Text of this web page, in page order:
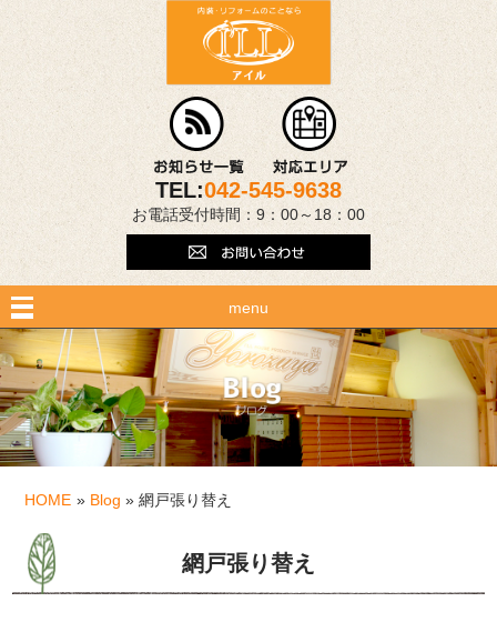
TEL:042-545-9638
お電話受付時間：9：00～18：00
menu
HOME » Blog » 網戸張り替え
網戸張り替え